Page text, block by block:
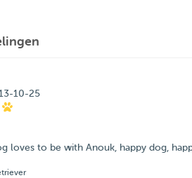
10-25
loves to be with Anouk, happy dog,